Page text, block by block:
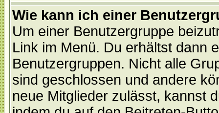
Wie kann ich einer
Um einer Benutzergruppe
Link im Menü. Du erhältst dann
Benutzergruppen. Nicht alle
sind geschlossen und andere
neue Mitglieder zulässt, kannst